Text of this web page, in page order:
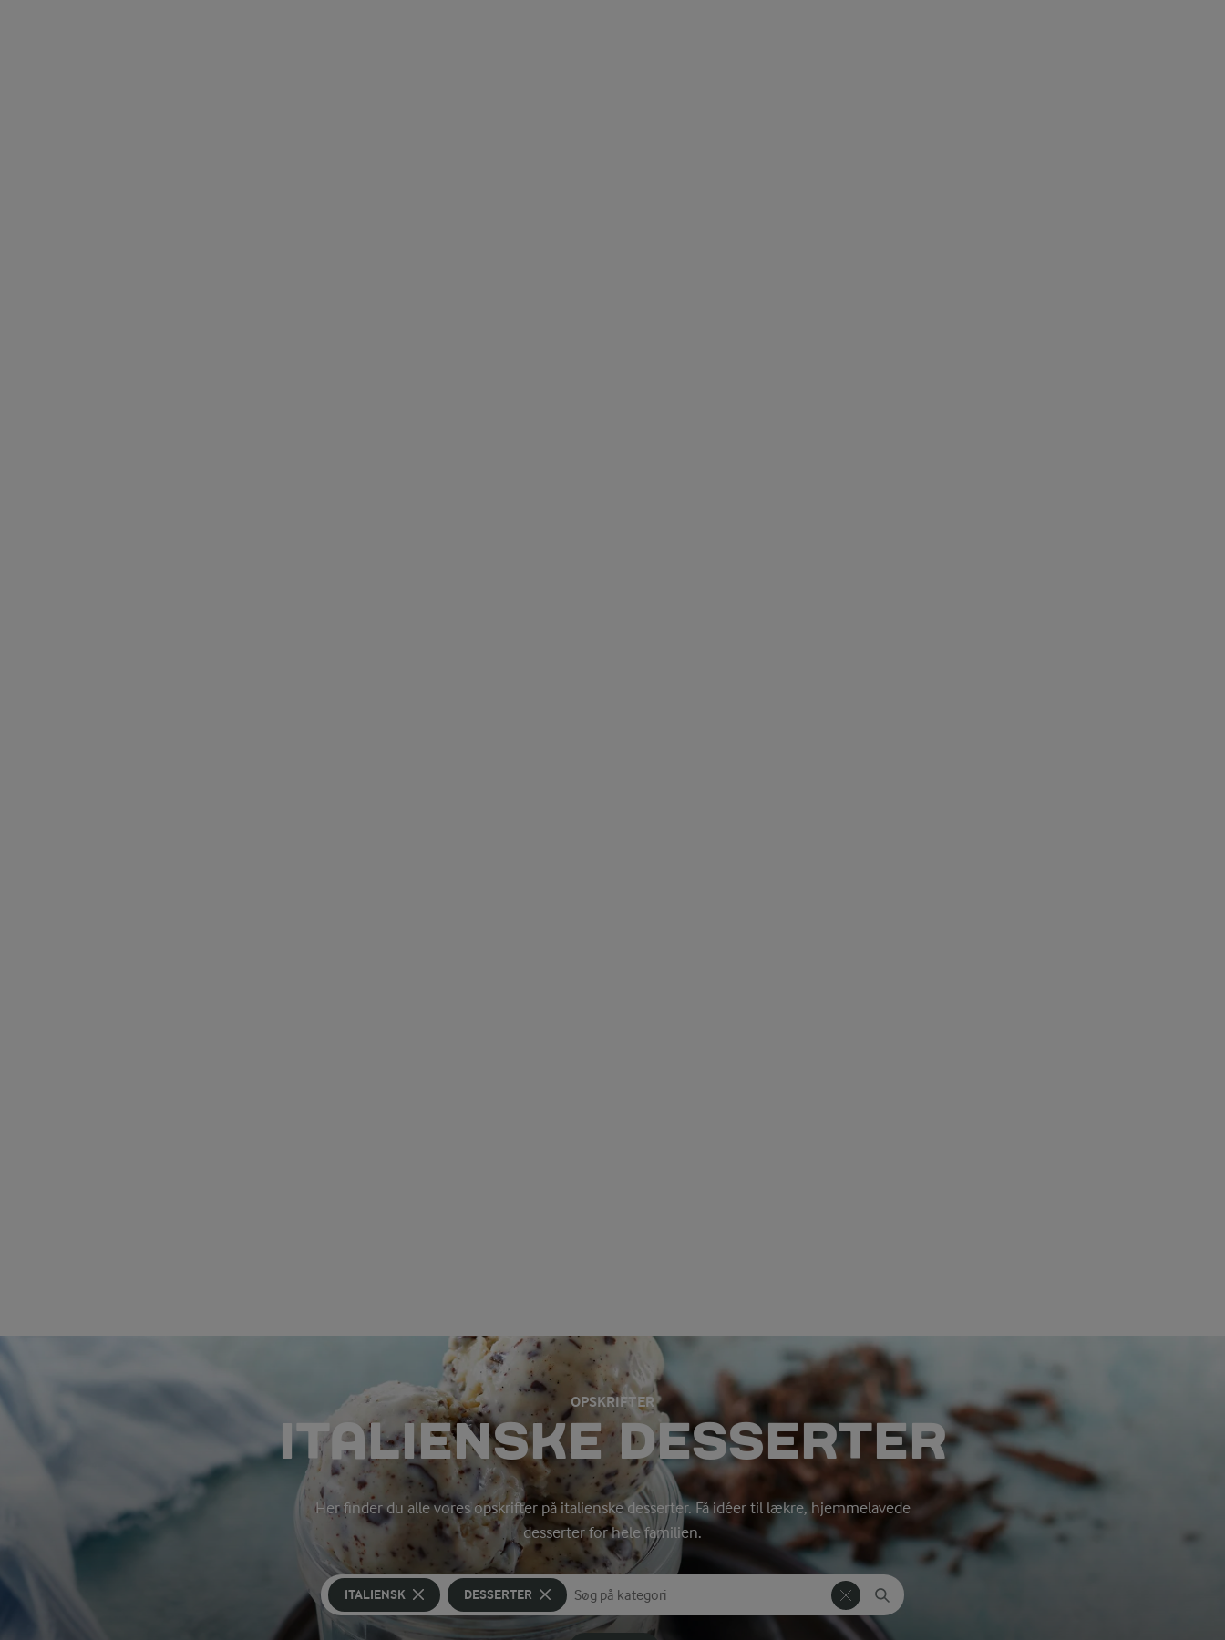
OPSKRIFTER
ITALIENSKE DESSERTER
Her finder du alle vores opskrifter på italienske desserter. Få idéer til lækre, hjemmelavede
desserter for hele familien.
ITALIENSK DESSERTER
Søg på kategori
Indtast søgeord for at søge